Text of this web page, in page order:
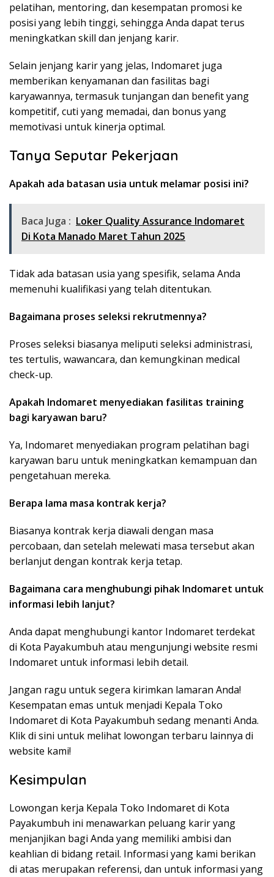
pelatihan, mentoring, dan kesempatan promosi ke
posisi yang lebih tinggi, sehingga Anda dapat terus
meningkatkan skill dan jenjang karir.
Selain jenjang karir yang jelas, Indomaret juga
memberikan kenyamanan dan fasilitas bagi
karyawannya, termasuk tunjangan dan benefit yang
kompetitif, cuti yang memadai, dan bonus yang
memotivasi untuk kinerja optimal.
Tanya Seputar Pekerjaan
Apakah ada batasan usia untuk melamar posisi ini?
Baca Juga : Loker Quality Assurance Indomaret
Di Kota Manado Maret Tahun 2025
Tidak ada batasan usia yang spesifik, selama Anda
memenuhi kualifikasi yang telah ditentukan.
Bagaimana proses seleksi rekrutmennya?
Proses seleksi biasanya meliputi seleksi administrasi,
tes tertulis, wawancara, dan kemungkinan medical
check-up.
Apakah Indomaret menyediakan fasilitas training
bagi karyawan baru?
Ya, Indomaret menyediakan program pelatihan bagi
karyawan baru untuk meningkatkan kemampuan dan
pengetahuan mereka.
Berapa lama masa kontrak kerja?
Biasanya kontrak kerja diawali dengan masa
percobaan, dan setelah melewati masa tersebut akan
berlanjut dengan kontrak kerja tetap.
Bagaimana cara menghubungi pihak Indomaret untuk
informasi lebih lanjut?
Anda dapat menghubungi kantor Indomaret terdekat
di Kota Payakumbuh atau mengunjungi website resmi
Indomaret untuk informasi lebih detail.
Jangan ragu untuk segera kirimkan lamaran Anda!
Kesempatan emas untuk menjadi Kepala Toko
Indomaret di Kota Payakumbuh sedang menanti Anda.
Klik di sini untuk melihat lowongan terbaru lainnya di
website kami!
Kesimpulan
Lowongan kerja Kepala Toko Indomaret di Kota
Payakumbuh ini menawarkan peluang karir yang
menjanjikan bagi Anda yang memiliki ambisi dan
keahlian di bidang retail. Informasi yang kami berikan
di atas merupakan referensi, dan untuk informasi yang